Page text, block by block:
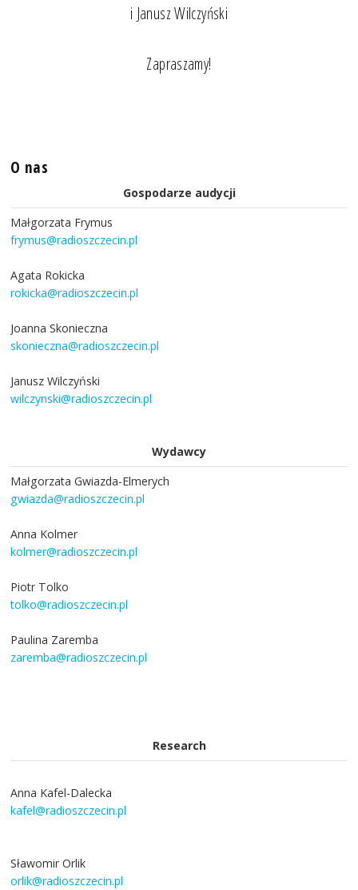
i Janusz Wilczyński
Zapraszamy!
O nas
Gospodarze audycji
Małgorzata Frymus
frymus@radioszczecin.pl
Agata Rokicka
rokicka@radioszczecin.pl
Joanna Skonieczna
skonieczna@radioszczecin.pl
Janusz Wilczyński
wilczynski@radioszczecin.pl
Wydawcy
Małgorzata Gwiazda-Elmerych
gwiazda@radioszczecin.pl
Anna Kolmer
kolmer@radioszczecin.pl
Piotr Tolko
tolko@radioszczecin.pl
Paulina Zaremba
zaremba@radioszczecin.pl
Research
Anna Kafel-Dalecka
kafel@radioszczecin.pl
Sławomir Orlik
orlik@radioszczecin.pl